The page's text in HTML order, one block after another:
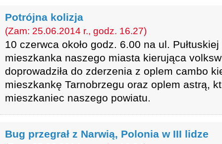
Potrójna kolizja
(Zam: 25.06.2014 r., godz. 16.27)
10 czerwca około godz. 6.00 na ul.
mieszkanka naszego miasta kierująca
doprowadziła do zderzenia z oplem cambo
mieszkankę Tarnobrzegu oraz oplem astrą,
mieszkaniec naszego powiatu.
Bug przegrał z Narwią, Polonia w III lidze